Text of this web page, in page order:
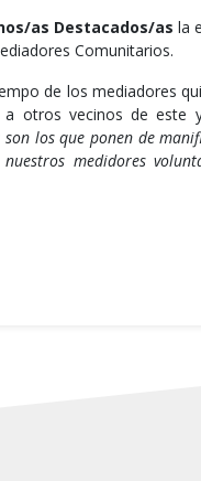
as Destacados/as la
Comunitarios.
de los mediadores
a otros vecinos de este
son los que ponen de
medidores